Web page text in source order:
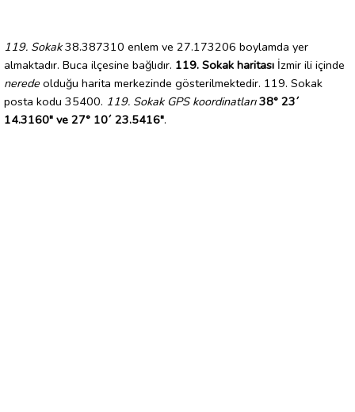
119. Sokak38.387310 enlem ve 27.173206 boylamda yer
almaktadır. Buca ilçesine bağlıdır. 119. Sokak haritası İzmir ili içinde
nerede olduğu harita merkezinde gösterilmektedir. 119. Sokak
posta kodu 35400. 119. Sokak GPS koordinatları 38° 23´
14.3160" ve 27° 10´ 23.5416".